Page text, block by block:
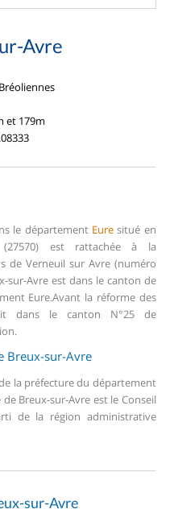
Avre
et 179m
le département Eure situé en
(27570) est rattachée à la
de Verneuil sur Avre (numéro
sur-Avre est dans le canton de
Eure.Avant la réforme des
dans le canton N°25 de
Breux-sur-Avre
la préfecture du département
Breux-sur-Avre est le Conseil
de la région administrative
sur-Avre